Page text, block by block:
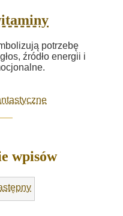
potrzebę
źródło energii i
wpisów